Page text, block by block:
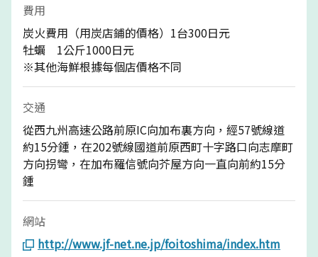
費用
炭火費用（用炭店鋪的價格）1台300日元
牡蠣 1公斤1000日元
※其他海鮮根據每個店價格不同
交通
從西九州高速公路前原IC向加布裏方向，經57號線道
約15分鍾，在202號線國道前原西町十字路口向志摩町
方向拐彎，在加布羅信號向芥屋方向一直向前約15分
鍾
網站
http://www.jf-net.ne.jp/foitoshima/index.htm